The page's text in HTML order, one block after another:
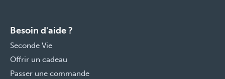
Besoin d'aide ?
Seconde Vie
Offrir un cadeau
Passer une commande